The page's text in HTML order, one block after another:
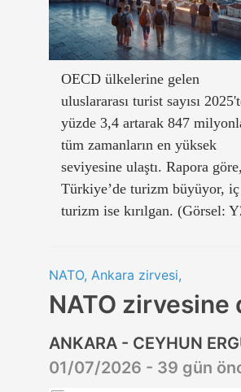
OECD ülkelerine gelen
uluslararası turist sayısı
yüzde 3,4 artarak 847
tüm zamanların en yüksek
seviyesine ulaştı. Rapora göre,
Türkiye’de turizm büyüyor, iç
turizm ise kırılgan. (Görsel:
NATO, Ankara zirvesi,
NATO zirvesine
ANKARA - CEYHUN
01/07/2026 - 39 gün